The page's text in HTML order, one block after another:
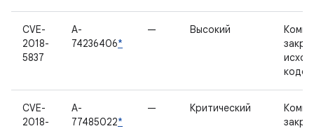
CVE-
2018-
5837
A-
74236406*
— Высокий
кодом
CVE-
2018-
A-
77485022*
— Критический